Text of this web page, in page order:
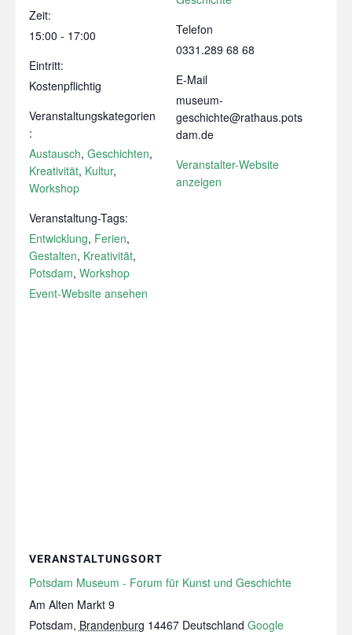
Zeit:
15:00 - 17:00
Eintritt:
Kostenpflichtig
Veranstaltungskategorien
:
Austausch, Geschichten,
Kreativität, Kultur,
Workshop
Veranstaltung-Tags:
Entwicklung, Ferien,
Gestalten, Kreativität,
Potsdam, Workshop
Event-Website ansehen
Telefon
0331.289 68 68
E-Mail
museum-
geschichte@rathaus.pots
dam.de
Veranstalter-Website
anzeigen
VERANSTALTUNGSORT
Potsdam Museum - Forum für Kunst und Geschichte
Am Alten Markt 9
Potsdam, Brandenburg 14467 Deutschland Google